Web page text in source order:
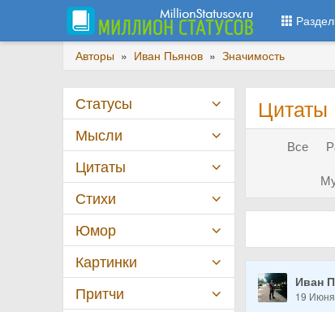
Авторы » Иван Пьянов » Значимость
Цитаты
Все
Иван
19
Статусы
Мысли
Цитаты
Стихи
Юмор
Картинки
Притчи